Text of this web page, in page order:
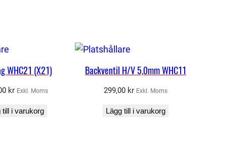
WHC21 (X21)
kr Exkl. Moms
till i varukorg
Backventil H/V 5,0mm WHC11
299,00 kr Exkl. Moms
Lägg till i varukorg